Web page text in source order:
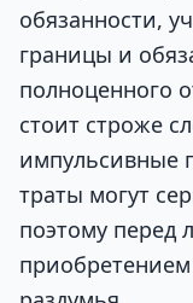
обязанности,
границы и
полноценного
стоит строже
импульсивные
траты могут
поэтому